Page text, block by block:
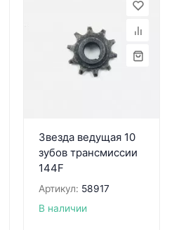
Звезда ведущая 10
зубов трансмиссии
144F
Артикул: 58917
В наличии